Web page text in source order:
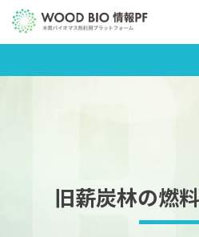
旧薪炭林の燃